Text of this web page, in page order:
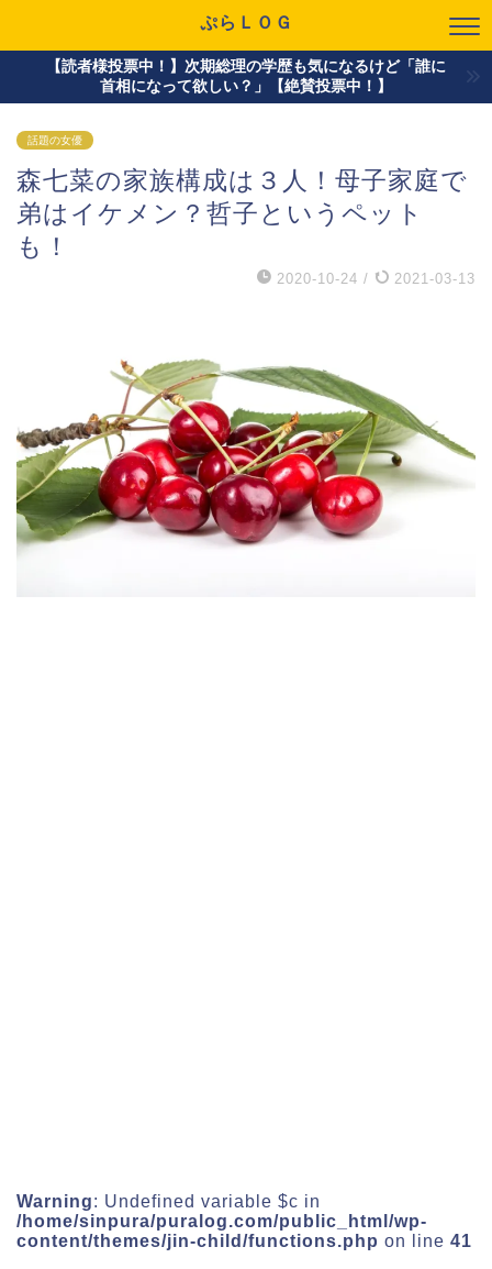
ぷらＬＯＧ
【読者様投票中！】次期総理の学歴も気になるけど「誰に
首相になって欲しい？」【絶賛投票中！】
話題の女優
森七菜の家族構成は３人！母子家庭で
弟はイケメン？哲子というペット
も！
2020-10-24 / 2021-03-13
Warning: Undefined variable $c in
/home/sinpura/puralog.com/public_html/wp-
content/themes/jin-child/functions.php on line 41